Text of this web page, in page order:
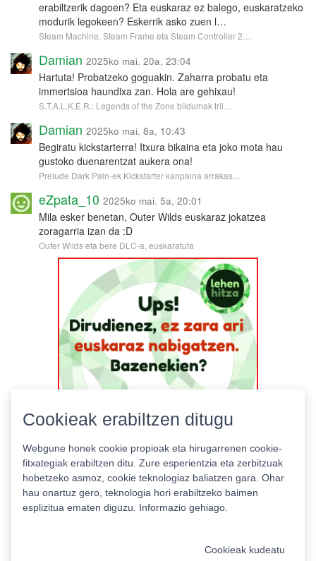
erabiltzerik dagoen? Eta euskaraz ez balego, euskaratzeko
modurik legokeen? Eskerrik asko zuen l…
Steam Machine, Steam Frame eta Steam Controller 2…
Damian 2025ko mai. 20a, 23:04
Hartuta! Probatzeko goguakin. Zaharra probatu eta
immertsioa haundixa zan. Hola are gehixau!
S.T.A.L.K.E.R.: Legends of the Zone bildumak tril…
Damian 2025ko mai. 8a, 10:43
Begiratu kickstarterra! Itxura bikaina eta joko mota hau
gustoko duenarentzat aukera ona!
Prelude Dark Pain-ek Kickstarter kanpaina arrakas…
eZpata_10 2025ko mai. 5a, 20:01
Mila esker benetan, Outer Wilds euskaraz jokatzea
zoragarria izan da :D
Outer Wilds eta bere DLC-a, euskaratuta
Estatistikak
Cookieak erabiltzen ditugu
Webgune honek cookie propioak eta hirugarrenen cookie-
fitxategiak erabiltzen ditu. Zure esperientzia eta zerbitzuak
hobetzeko asmoz, cookie teknologiaz baliatzen gara. Ohar
hau onartuz gero, teknologia hori erabiltzeko baimen
esplizitua ematen diguzu. Informazio gehiago.
Cookieak kudeatu